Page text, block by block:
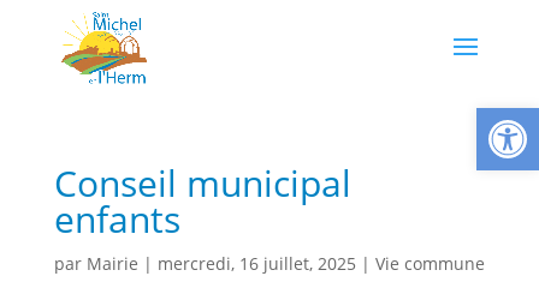
Conseil municipal
enfants
par Mairie | mercredi, 16 juillet, 2025 | Vie commune
Ouvrir